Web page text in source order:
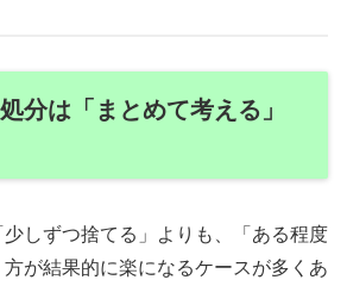
分は「まとめて考える」
しずつ捨てる」よりも、「ある程度
が結果的に楽になるケースが多くあ